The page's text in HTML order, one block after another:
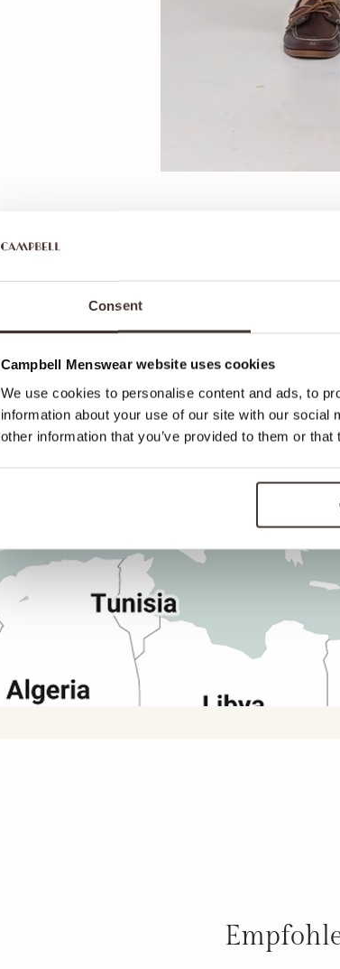
Consent
Campbell Menswear website uses cookies
We use cookies to personalise content and ads, to
information about your use of our site with our
other information that you’ve provided to them or